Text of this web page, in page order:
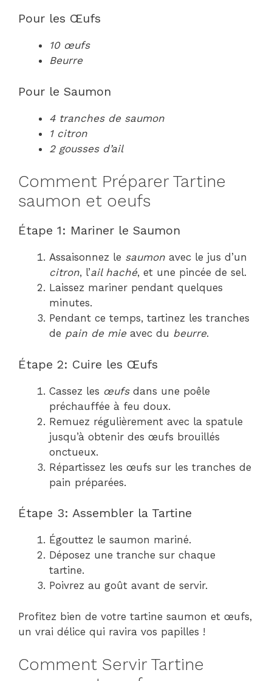
Pour les Œufs
10 œufs
Beurre
Pour le Saumon
4 tranches de saumon
1 citron
2 gousses d’ail
Comment Préparer Tartine
saumon et oeufs
Étape 1: Mariner le Saumon
Assaisonnez le saumon avec le jus d’un
citron, l’ail haché, et une pincée de sel.
Laissez mariner pendant quelques
minutes.
Pendant ce temps, tartinez les tranches
de pain de mie avec du beurre.
Étape 2: Cuire les Œufs
Cassez les œufsdans une poêle
préchauffée à feu doux.
Remuez régulièrement avec la spatule
jusqu’à obtenir des œufs brouillés
onctueux.
Répartissez les œufs sur les tranches de
pain préparées.
Étape 3: Assembler la Tartine
Égouttez le saumon mariné.
Déposez une tranche sur chaque
tartine.
Poivrez au goût avant de servir.
Profitez bien de votre tartine saumon et œufs,
un vrai délice qui ravira vos papilles !
Comment Servir Tartine